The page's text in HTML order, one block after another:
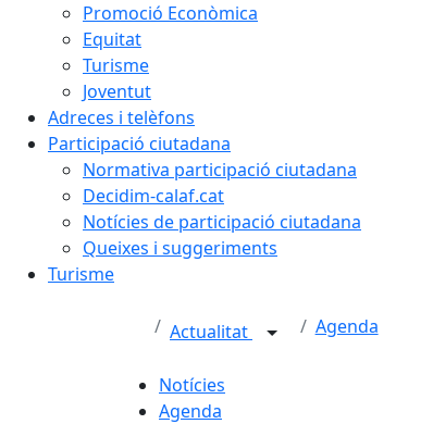
Promoció Econòmica
Equitat
Turisme
Joventut
Adreces i telèfons
Participació ciutadana
Normativa participació ciutadana
Decidim-calaf.cat
Notícies de participació ciutadana
Queixes i suggeriments
Turisme
Actualitat Agenda
Notícies
Agenda